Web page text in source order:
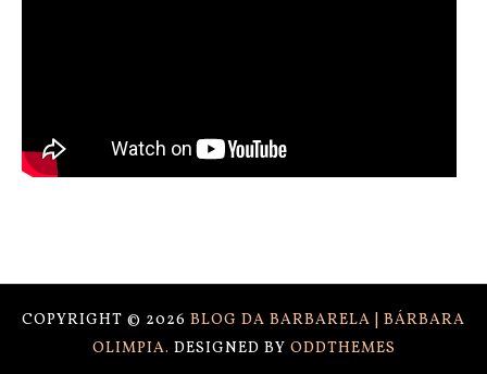
COPYRIGHT © 2026 BLOG DA BARBARELA | BÁRBARA
OLIMPIA. DESIGNED BY ODDTHEMES